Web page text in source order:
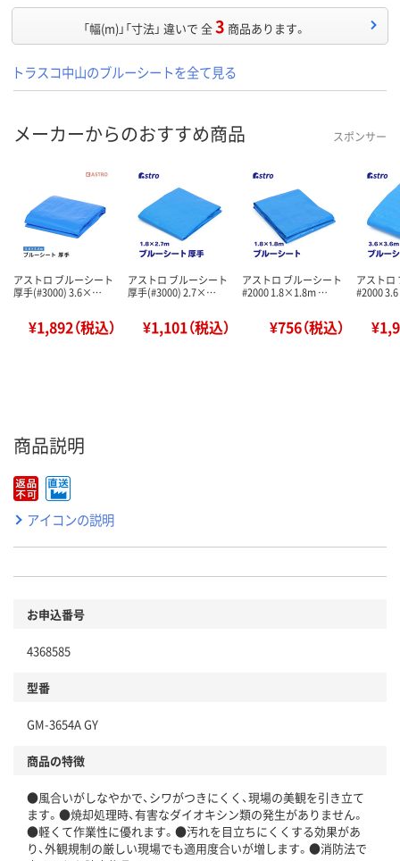
「幅(m)」「寸法」 違いで 全3 商品あります。
トラスコ中山のブルーシートを全て見る
メーカーからのおすすめ商品 スポンサー
アストロ ブルーシート
厚手(#3000) 3.6×…
¥1,892（税込）
アストロ ブルーシート
厚手(#3000) 2.7×…
¥1,101（税込）
アストロ ブルーシート
#2000 1.8×1.8m …
¥756（税込）
アストロ
#2000
商品説明
アイコンの説明
お申込番号
4368585
型番
GM-3654A GY
商品の特徴
●風合いがしなやかで、シワがつきにくく、現場の美観を引き立て
ます。●焼却処理時、有害なダイオキシン類の発生がありません。
●軽くて作業性に優れます。●汚れを目立ちにくくする効果があ
り、外観規制の厳しい現場でも適用度合いが増します。●消防法で